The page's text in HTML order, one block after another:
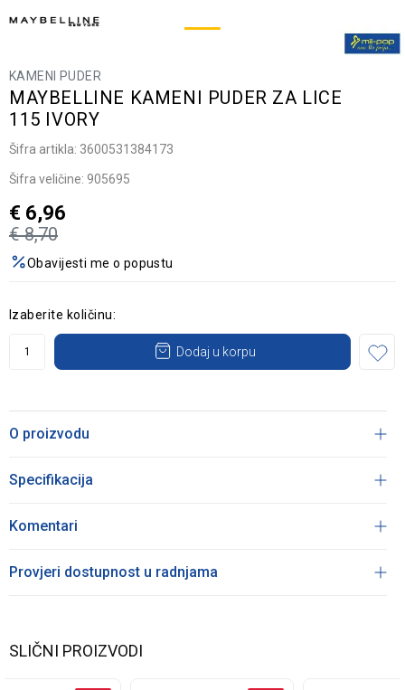
KAMENI PUDER
MAYBELLINE KAMENI PUDER ZA LICE
115 IVORY
Šifra artikla: 3600531384173
Šifra veličine: 905695
€ 8,70
€ 6,96
Obavijesti me o popustu
Izaberite količinu:
Dodaj u korpu
O proizvodu
Specifikacija
Komentari
Provjeri dostupnost u radnjama
SLIČNI PROIZVODI